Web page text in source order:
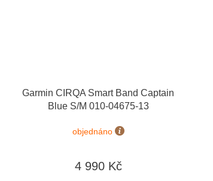
Garmin CIRQA Smart Band Captain
Blue S/M 010-04675-13
objednáno
4 990 Kč